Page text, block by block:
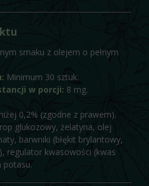
smaku z olejem o pełnym
Minimum 30 sztuk.
w porcji: 8 mg.
0,2% (zgodne z prawem).
glukozowy, żelatyna, olej
barwniki (błękit brylantowy,
regulator kwasowości (kwas
potasu.